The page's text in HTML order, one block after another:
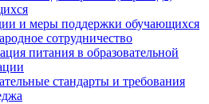
и меры поддержки обучающихся
сотрудничество
питания в образовательной
стандарты и требования